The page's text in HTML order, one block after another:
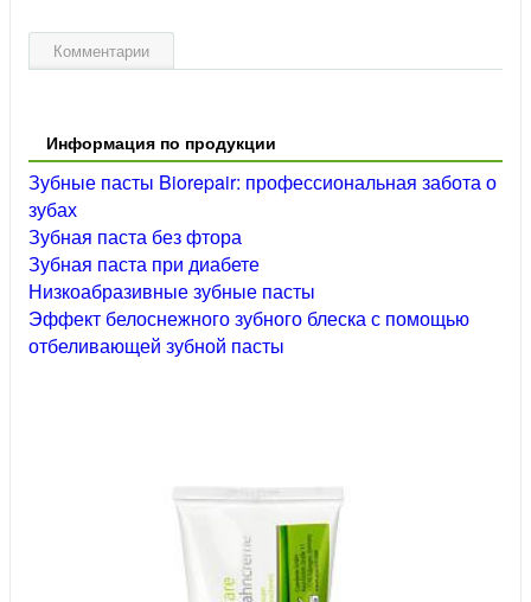
Комментарии
Информация по продукции
Зубные пасты Biorepair: профессиональная забота о
зубах
Зубная паста без фтора
Зубная паста при диабете
Низкоабразивные зубные пасты
Эффект белоснежного зубного блеска с помощью
отбеливающей зубной пасты